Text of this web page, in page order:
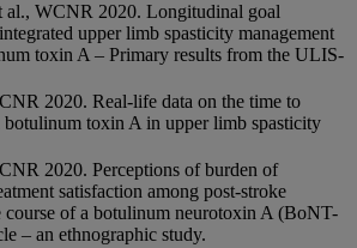
al., WCNR 2020. Longitudinal goal
upper limb spasticity management
toxin A – Primary results from the ULIS-
2020. Real-life data on the time to
botulinum toxin A in upper limb spasticity
2020. Perceptions of burden of
satisfaction among post-stroke
course of a botulinum neurotoxin A (BoNT-
– an ethnographic study.